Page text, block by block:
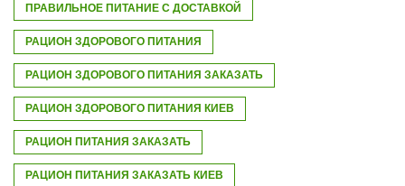
ПРАВИЛЬНОЕ ПИТАНИЕ С ДОСТАВКОЙ
РАЦИОН ЗДОРОВОГО ПИТАНИЯ
РАЦИОН ЗДОРОВОГО ПИТАНИЯ ЗАКАЗАТЬ
РАЦИОН ЗДОРОВОГО ПИТАНИЯ КИЕВ
РАЦИОН ПИТАНИЯ ЗАКАЗАТЬ
РАЦИОН ПИТАНИЯ ЗАКАЗАТЬ КИЕВ